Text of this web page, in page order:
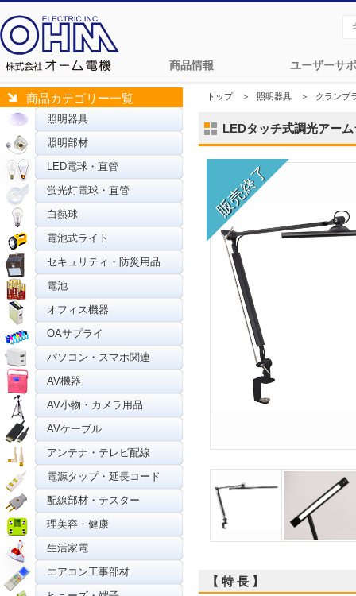
商品情報 ユーザーサ
商品カテゴリー一覧
照明器具
照明部材
LED電球・直管
蛍光灯電球・直管
白熱球
電池式ライト
セキュリティ・防災用品
電池
オフィス機器
OAサプライ
パソコン・スマホ関連
AV機器
AV小物・カメラ用品
AVケーブル
アンテナ・テレビ配線
電源タップ・延長コード
配線部材・テスター
理美容・健康
生活家電
エアコン工事部材
トップ＞ 照明器具 ＞ クランプ
LEDタッチ式調光アー
【 特 長 】